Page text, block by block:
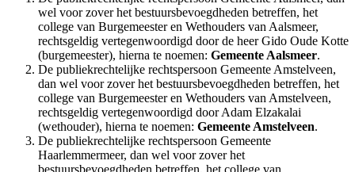
wel voor zover het bestuursbevoegdheden betreffen, het
college van Burgemeester en Wethouders van Aalsmeer,
rechtsgeldig vertegenwoordigd door de heer Gido Oude Kotte
(burgemeester), hierna te noemen: Gemeente Aalsmeer.
De publiekrechtelijke rechtspersoon Gemeente Amstelveen,
dan wel voor zover het bestuursbevoegdheden betreffen, het
college van Burgemeester en Wethouders van Amstelveen,
rechtsgeldig vertegenwoordigd door Adam Elzakalai
(wethouder), hierna te noemen: Gemeente Amstelveen.
De publiekrechtelijke rechtspersoon Gemeente
Haarlemmermeer, dan wel voor zover het